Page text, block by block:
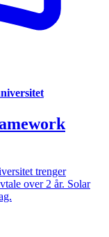
trenger
over 2 år. Solar